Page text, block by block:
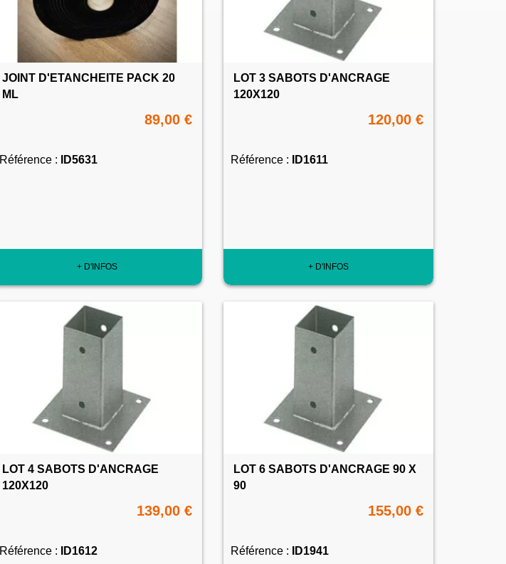
JOINT D'ETANCHEITE PACK 20
ML
89,00 €
Référence : ID5631
+ D'INFOS
LOT 3 SABOTS D'ANCRAGE
120X120
120,00 €
Référence : ID1611
+ D'INFOS
LOT 4 SABOTS D'ANCRAGE
120X120
139,00 €
Référence : ID1612
LOT 6 SABOTS D'ANCRAGE 90 X
90
155,00 €
Référence : ID1941